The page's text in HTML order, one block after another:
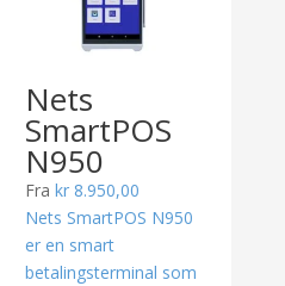
Nets
SmartPOS
N950
Frakr 8.950,00
Nets SmartPOS N950
er en smart
betalingsterminal som